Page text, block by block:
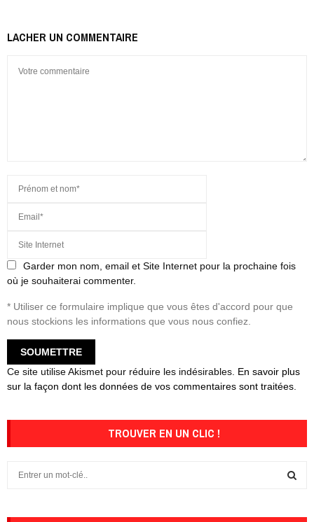
LACHER UN COMMENTAIRE
Garder mon nom, email et Site Internet pour la prochaine fois
où je souhaiterai commenter.
* Utiliser ce formulaire implique que vous êtes d'accord pour que
nous stockions les informations que vous nous confiez.
Ce site utilise Akismet pour réduire les indésirables. En savoir plus
sur la façon dont les données de vos commentaires sont traitées.
TROUVER EN UN CLIC !